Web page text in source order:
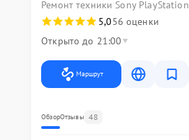
Ремонт техники Sony PlayStation
5,056 оценки
Открыто до 21:00
Маршрут
ОбзорОтзывы 48